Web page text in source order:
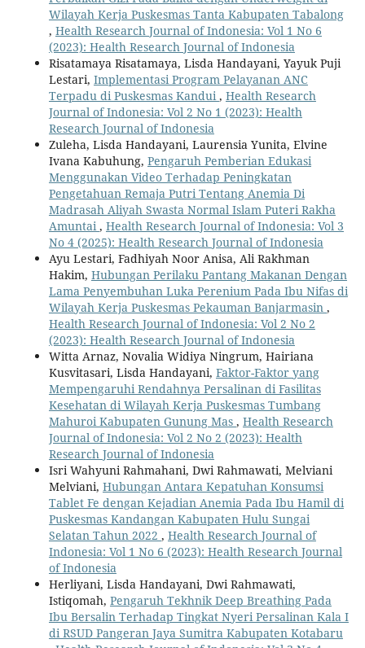
Wilayah Kerja Puskesmas Tanta Kabupaten Tabalong
, Health Research Journal of Indonesia: Vol 1 No 6
(2023): Health Research Journal of Indonesia
Risatamaya Risatamaya, Lisda Handayani, Yayuk Puji
Lestari, Implementasi Program Pelayanan ANC
Terpadu di Puskesmas Kandui, Health Research
Journal of Indonesia: Vol 2 No 1 (2023): Health
Research Journal of Indonesia
Zuleha, Lisda Handayani, Laurensia Yunita, Elvine
Ivana Kabuhung, Pengaruh Pemberian Edukasi
Menggunakan Video Terhadap Peningkatan
Pengetahuan Remaja Putri Tentang Anemia Di
Madrasah Aliyah Swasta Normal Islam Puteri Rakha
Amuntai, Health Research Journal of Indonesia: Vol 3
No 4 (2025): Health Research Journal of Indonesia
Ayu Lestari, Fadhiyah Noor Anisa, Ali Rakhman
Hakim, Hubungan Perilaku Pantang Makanan Dengan
Lama Penyembuhan Luka Perenium Pada Ibu Nifas di
Wilayah Kerja Puskesmas Pekauman Banjarmasin ,
Health Research Journal of Indonesia: Vol 2 No 2
(2023): Health Research Journal of Indonesia
Witta Arnaz, Novalia Widiya Ningrum, Hairiana
Kusvitasari, Lisda Handayani, Faktor-Faktor yang
Mempengaruhi Rendahnya Persalinan di Fasilitas
Kesehatan di Wilayah Kerja Puskesmas Tumbang
Mahuroi Kabupaten Gunung Mas , Health Research
Journal of Indonesia: Vol 2 No 2 (2023): Health
Research Journal of Indonesia
Isri Wahyuni Rahmahani, Dwi Rahmawati, Melviani
Melviani, Hubungan Antara Kepatuhan Konsumsi
Tablet Fe dengan Kejadian Anemia Pada Ibu Hamil di
Puskesmas Kandangan Kabupaten Hulu Sungai
Selatan Tahun 2022 , Health Research Journal of
Indonesia: Vol 1 No 6 (2023): Health Research Journal
of Indonesia
Herliyani, Lisda Handayani, Dwi Rahmawati,
Istiqomah, Pengaruh Tekhnik Deep Breathing Pada
Ibu Bersalin Terhadap Tingkat Nyeri Persalinan Kala I
di RSUD Pangeran Jaya Sumitra Kabupaten Kotabaru